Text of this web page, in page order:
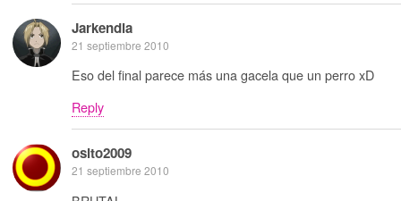
Jarkendia
21 septiembre 2010
Eso del final parece más una gacela que un perro xD
Reply
osito2009
21 septiembre 2010